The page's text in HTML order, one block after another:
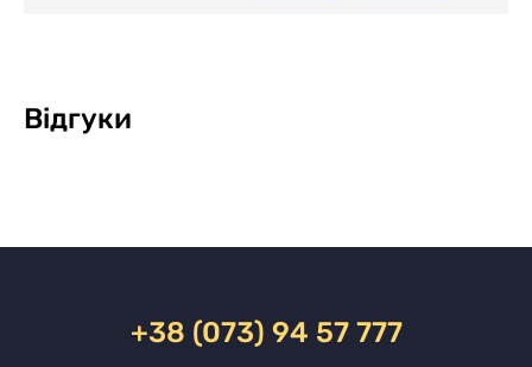
Відгуки
+38 (073) 94 57 777